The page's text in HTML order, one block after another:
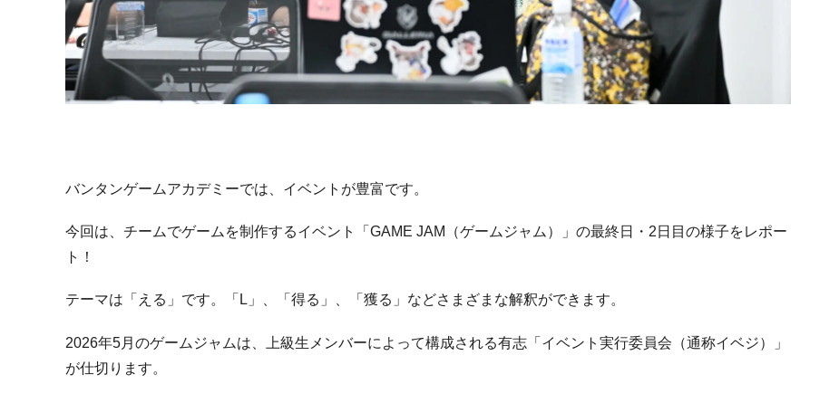
バンタンゲームアカデミーでは、イベントが豊富です。
今回は、チームでゲームを制作するイベント「 GAME JAM （ゲームジャム）」の最終日・ 2 日目の様子をレポー
ト！
テーマは「える」です。「 L 」、「得る」、「獲る」などさまざまな解釈ができます。
2026年5月のゲームジャムは、上級生メンバーによって構成される有志「イベント実行委員会（通称イベジ）」
が仕切ります。